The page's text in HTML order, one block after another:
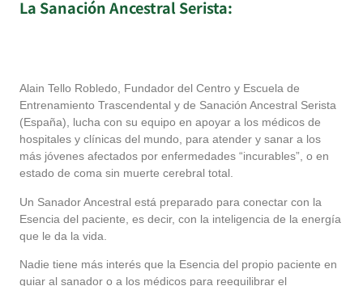
La Sanación Ancestral Serista:
Alain Tello Robledo, Fundador del Centro y Escuela de
Entrenamiento Trascendental y de Sanación Ancestral Serista
(España), lucha con su equipo en apoyar a los médicos de
hospitales y clínicas del mundo, para atender y sanar a los
más jóvenes afectados por enfermedades “incurables”, o en
estado de coma sin muerte cerebral total.
Un Sanador Ancestral está preparado para conectar con la
Esencia del paciente, es decir, con la inteligencia de la energía
que le da la vida.
Nadie tiene más interés que la Esencia del propio paciente en
guiar al sanador o a los médicos para reequilibrar el